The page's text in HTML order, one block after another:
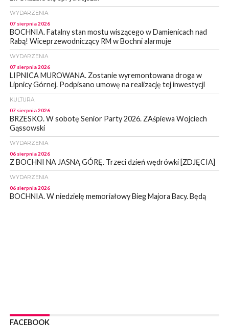
WYDARZENIA
07 sierpnia 2026
BOCHNIA. Fatalny stan mostu wiszącego w Damienicach nad
Rabą! Wiceprzewodniczący RM w Bochni alarmuje
WYDARZENIA
07 sierpnia 2026
LIPNICA MUROWANA. Zostanie wyremontowana droga w
Lipnicy Górnej. Podpisano umowę na realizację tej inwestycji
KULTURA
07 sierpnia 2026
BRZESKO. W sobotę Senior Party 2026. ZAśpiewa Wojciech
Gąssowski
WYDARZENIA
06 sierpnia 2026
Z BOCHNI NA JASNĄ GÓRĘ. Trzeci dzień wędrówki [ZDJĘCIA]
WYDARZENIA
06 sierpnia 2026
BOCHNIA. W niedzielę memoriałowy Bieg Majora Bacy. Będą
06 sierpnia 2026
FACEBOOK